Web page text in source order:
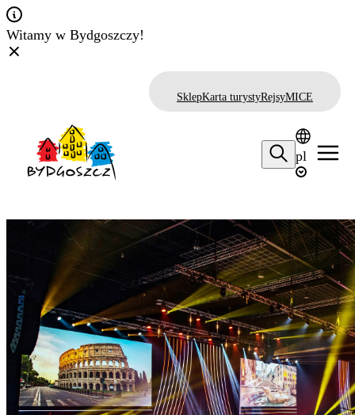
Witamy w Bydgoszczy!
SklepKarta turystyRejsyMICE
pl